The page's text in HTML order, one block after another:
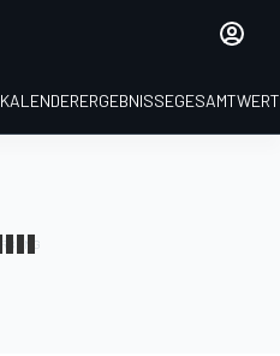
KALENDERERGEBNISSE